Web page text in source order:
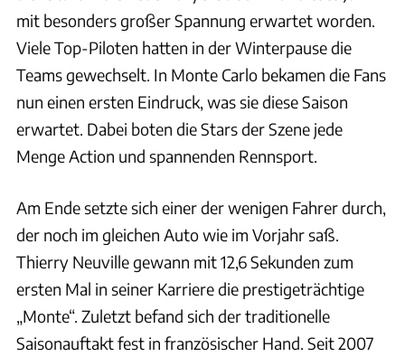
mit besonders großer Spannung erwartet worden.
Viele Top-Piloten hatten in der Winterpause die
Teams gewechselt. In Monte Carlo bekamen die Fans
nun einen ersten Eindruck, was sie diese Saison
erwartet. Dabei boten die Stars der Szene jede
Menge Action und spannenden Rennsport.
Am Ende setzte sich einer der wenigen Fahrer durch,
der noch im gleichen Auto wie im Vorjahr saß.
Thierry Neuville gewann mit 12,6 Sekunden zum
ersten Mal in seiner Karriere die prestigeträchtige
„Monte“. Zuletzt befand sich der traditionelle
Saisonauftakt fest in französischer Hand. Seit 2007